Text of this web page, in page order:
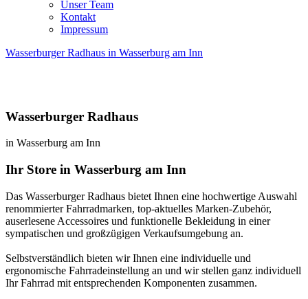
Unser Team
Kontakt
Impressum
Wasserburger Radhaus in Wasserburg am Inn
Wasserburger Radhaus
in Wasserburg am Inn
Ihr Store in Wasserburg am Inn
Das Wasserburger Radhaus bietet Ihnen eine hochwertige Auswahl
renommierter Fahrradmarken, top-aktuelles Marken-Zubehör,
auserlesene Accessoires und funktionelle Bekleidung in einer
sympatischen und großzügigen Verkaufsumgebung an.
Selbstverständlich bieten wir Ihnen eine individuelle und
ergonomische Fahrradeinstellung an und wir stellen ganz individuell
Ihr Fahrrad mit entsprechenden Komponenten zusammen.